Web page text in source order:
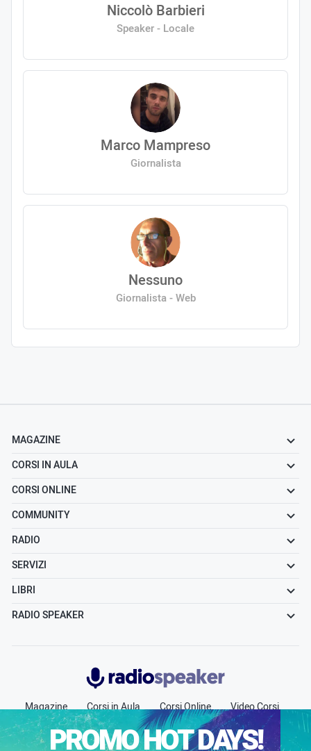
Niccolò Barbieri
Speaker - Locale
Marco Mampreso
Giornalista
Nessuno
Giornalista - Web
MAGAZINE
CORSI IN AULA
CORSI ONLINE
COMMUNITY
RADIO
SERVIZI
LIBRI
RADIO SPEAKER
Radiospeaker.it
Magazine Corsi in Aula Corsi Online
Video Corsi
Community
Radio Jobs Chi siamo
Contatti
Pubblicità
PROMO HOT DAYS!